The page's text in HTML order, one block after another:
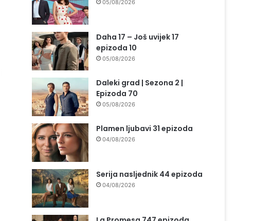
05/08/2026
Daha 17 – Još uvijek 17
epizoda 10
05/08/2026
Daleki grad | Sezona 2 |
Epizoda 70
05/08/2026
Plamen ljubavi 31 epizoda
04/08/2026
Serija nasljednik 44 epizoda
04/08/2026